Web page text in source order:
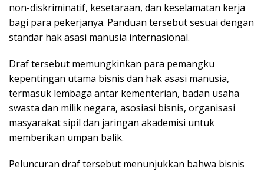
non-diskriminatif, kesetaraan, dan keselamatan kerja
bagi para pekerjanya. Panduan tersebut sesuai dengan
standar hak asasi manusia internasional.
Draf tersebut memungkinkan para pemangku
kepentingan utama bisnis dan hak asasi manusia,
termasuk lembaga antar kementerian, badan usaha
swasta dan milik negara, asosiasi bisnis, organisasi
masyarakat sipil dan jaringan akademisi untuk
memberikan umpan balik.
Peluncuran draf tersebut menunjukkan bahwa bisnis